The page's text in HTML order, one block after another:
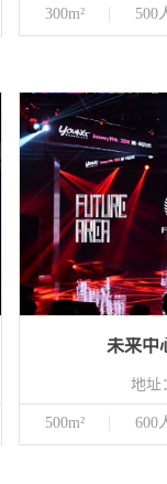
300m² 500
未来
地址
500m² 600